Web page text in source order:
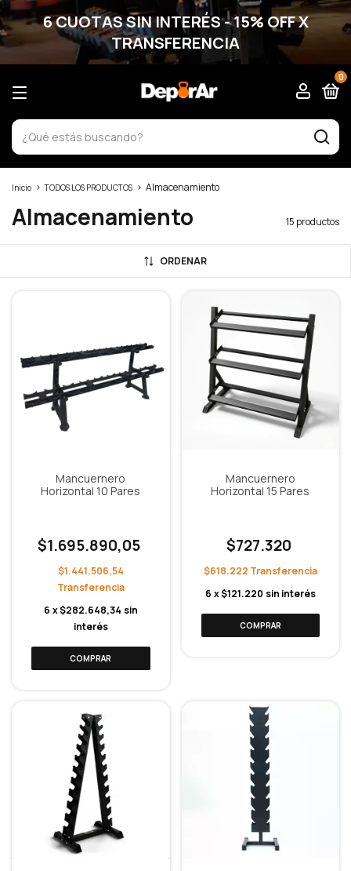
6 CUOTAS SIN INTERÉS - 15% OFF X
TRANSFERENCIA
0
Inicio > TODOS LOS PRODUCTOS > Almacenamiento
Almacenamiento 15 productos
ORDENAR
Mancuernero
Horizontal 10 Pares
$1.695.890,05
$1.441.506,54
6 x$282.648,34 sin
interés
Mancuernero
Horizontal 15 Pares
$727.320
$618.222
6 x$121.220 sin interés